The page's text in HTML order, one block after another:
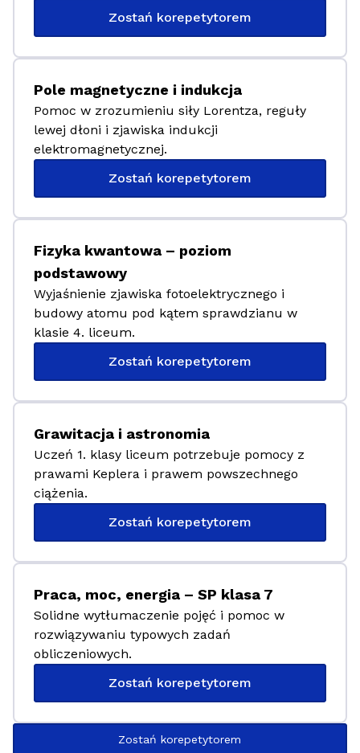
Zostań korepetytorem
Pole magnetyczne i indukcja
Pomoc w zrozumieniu siły Lorentza, reguły
lewej dłoni i zjawiska indukcji
elektromagnetycznej.
Zostań korepetytorem
Fizyka kwantowa – poziom
podstawowy
Wyjaśnienie zjawiska fotoelektrycznego i
budowy atomu pod kątem sprawdzianu w
klasie 4. liceum.
Zostań korepetytorem
Grawitacja i astronomia
Uczeń 1. klasy liceum potrzebuje pomocy z
prawami Keplera i prawem powszechnego
ciążenia.
Zostań korepetytorem
Praca, moc, energia – SP klasa 7
Solidne wytłumaczenie pojęć i pomoc w
rozwiązywaniu typowych zadań
obliczeniowych.
Zostań korepetytorem
Zostań korepetytorem